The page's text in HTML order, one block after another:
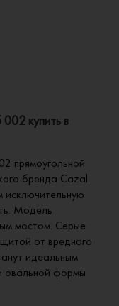
купить в
прямоугольной
бренда Cazal.
исключительную
Модель
мостом. Серые
от вредного
идеальным
овальной формы